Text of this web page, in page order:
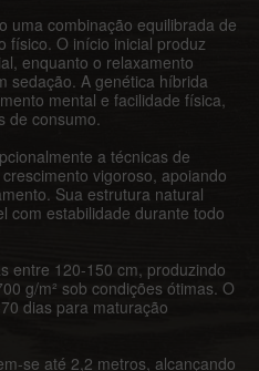
uma combinação equilibrada de
físico. O início inicial produz
enquanto o relaxamento
sedação. A genética híbrida
mental e facilidade física,
de consumo.
a técnicas de
vigoroso, apoiando
Sua estrutura natural
com estabilidade durante todo
entre 120-150 cm, produzindo
g/m² sob condições ótimas. O
dias para maturação
se até 2,2 metros, alcançando